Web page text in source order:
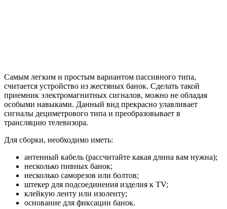
Самым легким и простым вариантом пассивного типа,
считается устройство из жестяных банок. Сделать такой
приемник электромагнитных сигналов, можно не обладая
особыми навыками. Данный вид прекрасно улавливает
сигналы дециметрового типа и преобразовывает в
трансляцию телевизора.
Для сборки, необходимо иметь:
антенный кабель (рассчитайте какая длина вам нужна);
несколько пивных банок;
несколько саморезов или болтов;
штекер для подсоединения изделия к TV;
клейкую ленту или изоленту;
основание для фиксации банок.